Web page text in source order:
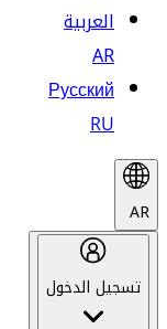
العربية
AR
Русский
RU
AR
تسجيل الدخول